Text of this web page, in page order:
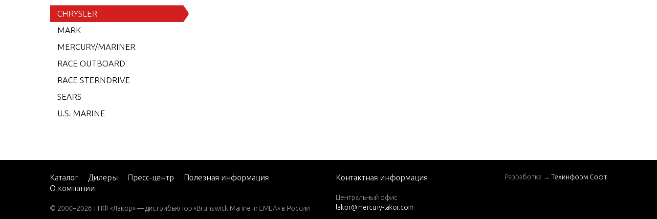
CHRYSLER
MARK
MERCURY/MARINER
RACE OUTBOARD
RACE STERNDRIVE
SEARS
U.S. MARINE
8 (1978)
8 (1979)
9.9 (1980)
Каталог Дилеры Пресс-центр
Полезная информация
О компании
© 2000–2026 НПФ «Лакор» — дистрибьютор «Brunswick Marine in EMEA» в России
Контактная информация
Центральный офис
lakor@mercury-lakor.com
Разработка → Техинформ Софт